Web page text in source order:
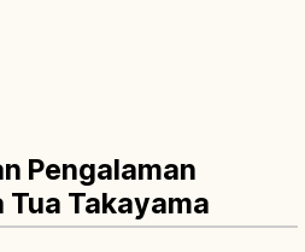
Pengalaman
Tua Takayama